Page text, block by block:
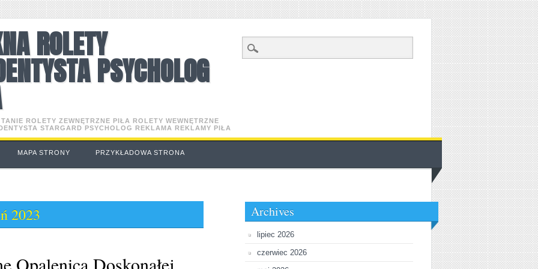
ROLETY
PSYCHOLOG
ROLETY ZEWNĘTRZNE PIŁA ROLETY WEWNĘTRZNE
STARGARD PSYCHOLOG REKLAMA REKLAMY PIŁA
MAPA STRONY PRZYKŁADOWA STRONA
2023
Opalenica Doskonałej
Archives
lipiec 2026
czerwiec 2026